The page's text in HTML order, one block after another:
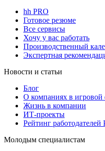
hh PRO
Готовое резюме
Все сервисы
Хочу у вас работать
Производственный
Экспертная
Новости и статьи
Блог
О компаниях в игровой
Жизнь в компании
ИТ-проекты
Рейтинг работодателей
Молодым специалистам